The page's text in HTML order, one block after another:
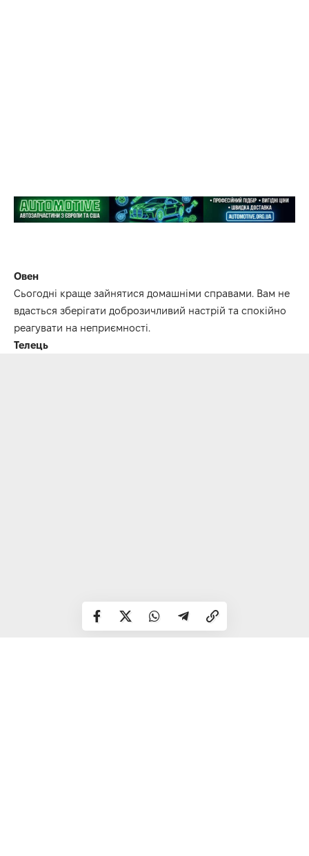
Сьогодні краще зайнятися домашніми справами. Вам не
вдасться зберігати доброзичливий настрій та спокійно
реагувати на неприємності.